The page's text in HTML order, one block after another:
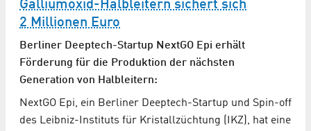
Galliumoxid-Halbleitern sichert sich
2 Millionen Euro
Berliner Deeptech-Startup NextGO Epi erhält
Förderung für die Produktion der nächsten
Generation von Halbleitern:
NextGO Epi, ein Berliner Deeptech-Startup und Spin-off
des Leibniz-Instituts für Kristallzüchtung (IKZ), hat eine